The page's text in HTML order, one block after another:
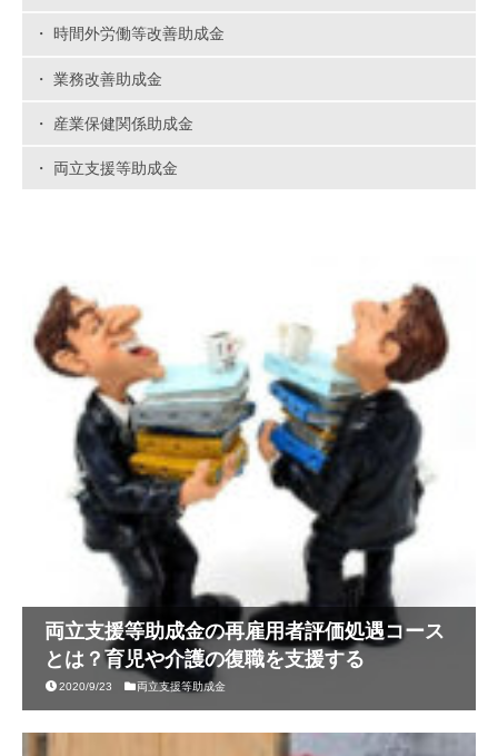
時間外労働等改善助成金
業務改善助成金
産業保健関係助成金
両立支援等助成金
両立支援等助成金の再雇用者評価処遇コース
とは？育児や介護の復職を支援する
2020/9/23 両立支援等助成金